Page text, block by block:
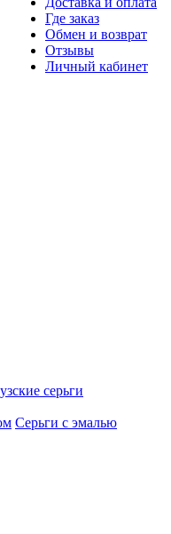
Где заказ
Обмен и возврат
Отзывы
Личный кабинет
серьги
Серьги с эмалью